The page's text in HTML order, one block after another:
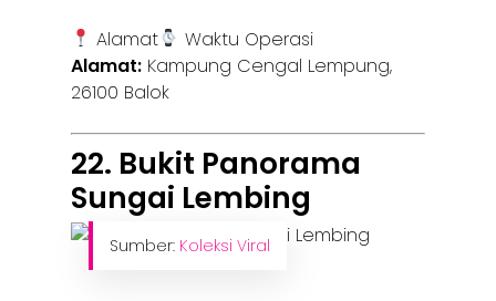
Alamat
Waktu Operasi
Alamat: Kampung Cengal Lempung,
26100 Balok
22. Bukit Panorama
Sungai Lembing
Sumber: Koleksi Viral